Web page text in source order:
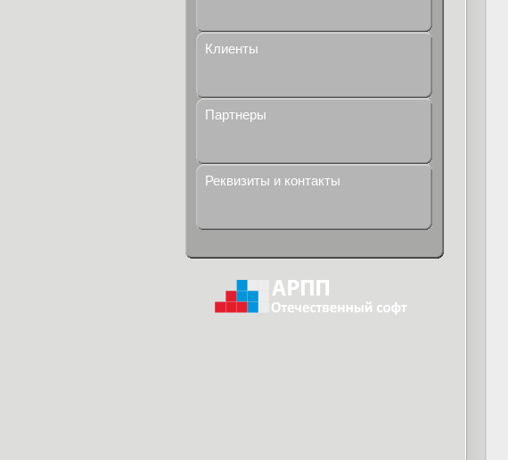
Клиенты
Партнеры
Реквизиты и контакты